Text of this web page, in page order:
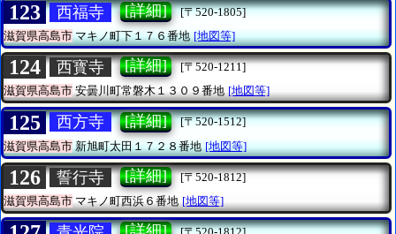
123 西福寺 [詳細]
[〒520-1805]
滋賀県高島市マキノ町下１７６番地 [地図等]
124 西寳寺 [詳細]
[〒520-1211]
滋賀県高島市安曇川町常磐木１３０９番地 [地図等]
125 西方寺 [詳細]
[〒520-1512]
滋賀県高島市新旭町太田１７２８番地 [地図等]
126 誓行寺 [詳細]
[〒520-1812]
滋賀県高島市マキノ町西浜６番地 [地図等]